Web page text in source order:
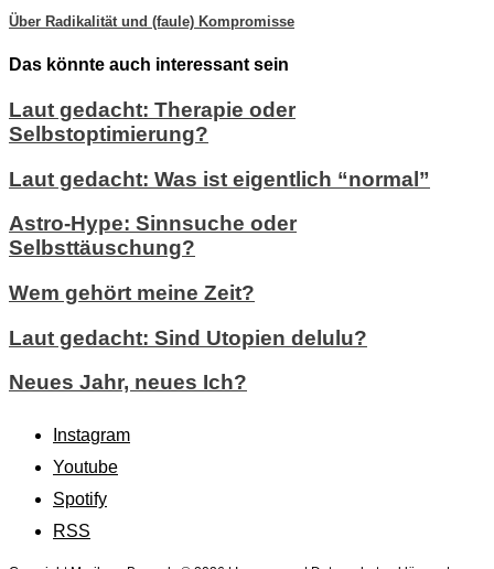
Über Radikalität und (faule) Kompromisse
Das könnte auch interessant sein
Laut gedacht: Therapie oder
Selbstoptimierung?
Laut gedacht: Was ist eigentlich “normal”
Astro-Hype: Sinnsuche oder
Selbsttäuschung?
Wem gehört meine Zeit?
Laut gedacht: Sind Utopien delulu?
Neues Jahr, neues Ich?
Instagram
Youtube
Spotify
RSS